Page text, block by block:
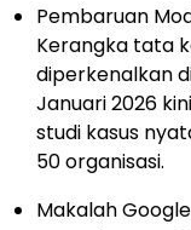
Pembaruan
Kerangka tata
diperkenalkan
Januari 2026
studi kasus
50 organisasi.
Makalah